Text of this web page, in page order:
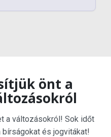
önt a
a változásokról! Sok időt
bírságokat és jogvitákat!